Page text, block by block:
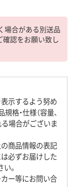
場合がある別送品
確認をお願い致し
示するよう努め
格・仕様（容量、
る場合がございま
商品情報の表記
必ずお届けした
。
ー等にお問い合